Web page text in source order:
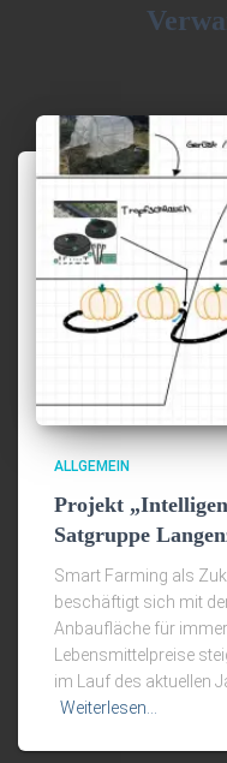
ALLGEMEIN
Projekt
Satgruppe
Smart Farming als
beschäftigt sich mit
Anbaufläche für
Lebensmittelpreise
im Lauf des aktuellen
Weiterlesen…